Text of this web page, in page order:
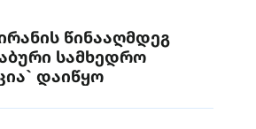
წინააღმდეგ
სამხედრო
დაიწყო